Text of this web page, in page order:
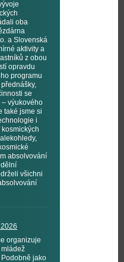
oba
a Slovenská
aktivity a
z obou
opravdu
programu
se
výukového
také jsme si
i
absolvování
všichni
organizuje
mládež
jako